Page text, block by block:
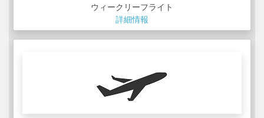
ウィークリーフライト
詳細情報